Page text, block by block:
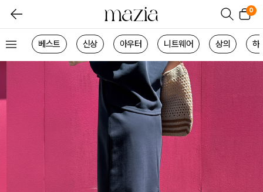
0
베스트 신상 아우터 니트웨어 상의 하